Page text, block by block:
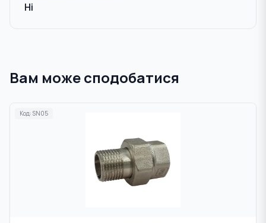
Ні
Вам може сподобатися
Код: SN05